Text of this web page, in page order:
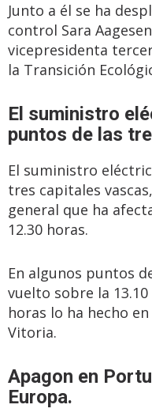
Junto a él se ha
control Sara
vicepresidenta
la Transición
El suministro
puntos de las
El suministro
tres capitales
general que ha
12.30 horas.
En algunos puntos
vuelto sobre la 13.10
horas lo ha hecho
Vitoria.
Apagon en
Europa.